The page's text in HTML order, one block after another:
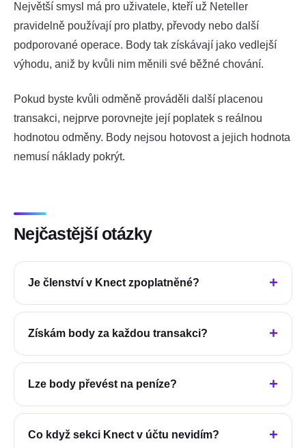
Největší smysl má pro uživatele, kteří už Neteller
pravidelně používají pro platby, převody nebo další
podporované operace. Body tak získávají jako vedlejší
výhodu, aniž by kvůli nim měnili své běžné chování.
Pokud byste kvůli odměně prováděli další placenou
transakci, nejprve porovnejte její poplatek s reálnou
hodnotou odměny. Body nejsou hotovost a jejich hodnota
nemusí náklady pokrýt.
Nejčastější otázky
Je členství v Knect zpoplatněné?
Získám body za každou transakci?
Lze body převést na peníze?
Co když sekci Knect v účtu nevidím?